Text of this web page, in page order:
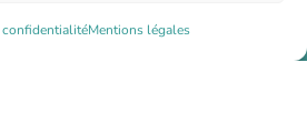
Mentions légales